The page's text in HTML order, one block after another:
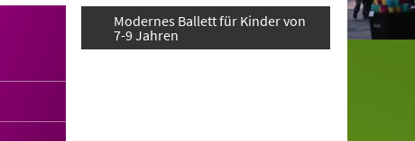
Modernes Ballett für Kinder von
7-9 Jahren